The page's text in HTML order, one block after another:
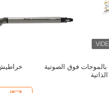
خراطيش
فوق الصوتية